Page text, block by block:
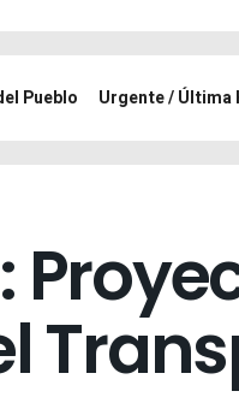
Pueblo Urgente / Última